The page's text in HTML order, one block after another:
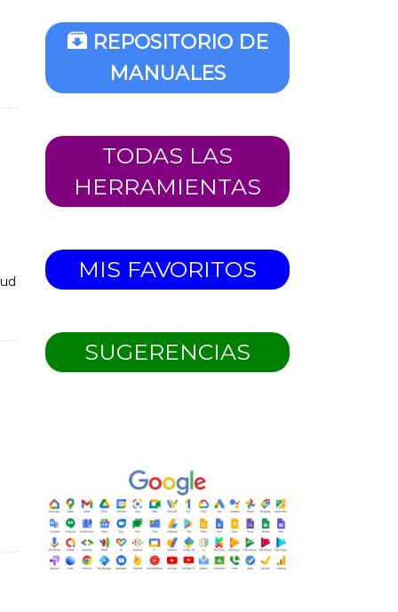
REPOSITORIO DE
MANUALES
TODAS LAS
HERRAMIENTAS
MIS FAVORITOS
SUGERENCIAS